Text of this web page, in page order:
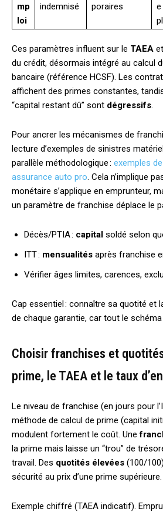
mp
loi
indemnisé
poraires
e
Ces paramètres influent sur le TAEA
du crédit, désormais intégré au calcul
bancaire (référence HCSF). Les
affichent des primes constantes,
“capital restant dû” sont dégressifs.
Pour ancrer les mécanismes de
lecture d’exemples de sinistres
parallèle méthodologique : exemples
assurance auto pro. Cela n’implique
monétaire s’applique en emprunteur,
un paramètre de franchise déplace le
Décès/PTIA : capital soldé selon
ITT : mensualités après franchise
Vérifier âges limites, carences,
Cap essentiel : connaître sa quotité et
de chaque garantie, car tout le
Choisir franchises et
prime, le TAEA et le taux
Le niveau de franchise (en jours pour
méthode de calcul de prime (capital
modulent fortement le coût. Une
la prime mais laisse un “trou” de
travail. Des quotités élevées (100/
sécurité au prix d’une prime supérieure.
Exemple chiffré (TAEA indicatif).